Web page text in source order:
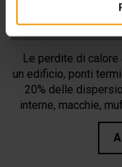
Le perdite di
un edificio, ponti
20% delle
interne, macchie,